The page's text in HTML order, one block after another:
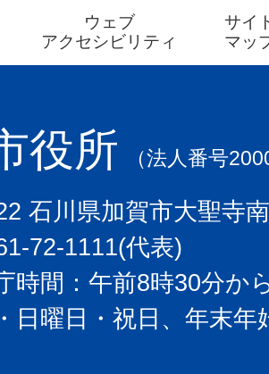
ウェブ
アクセシビリティ
サイ
マッ
役所 （法人番号
石川県加賀市大聖寺
72-1111(代表)
時間：午前8時30分か
日曜日・祝日、年末